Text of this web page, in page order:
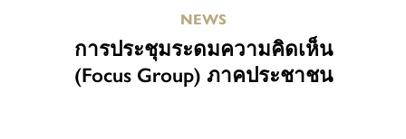
NEWS
การประชุมระดมความคิดเห็น
(Focus Group) ภาคประชาชน